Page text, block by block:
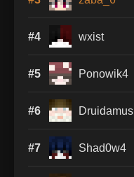
#4 wxist
#5 Ponowik4
#6 Druidamus
#7 Shad0w4